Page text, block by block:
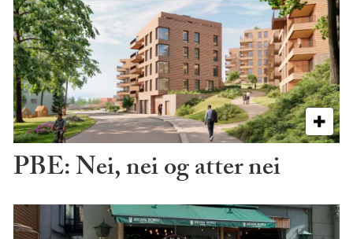
PBE: Nei, nei og atter nei